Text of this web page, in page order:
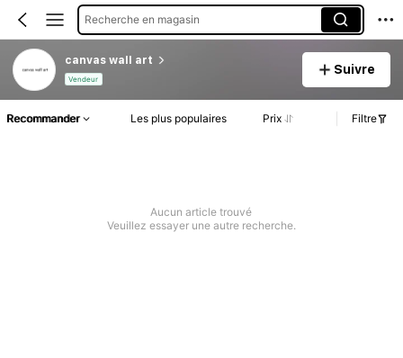
Recherche en magasin
canvas wall art
Vendeur
Suivre
Recommander Les plus populaires Prix Filtre
Aucun article trouvé
Veuillez essayer une autre recherche.